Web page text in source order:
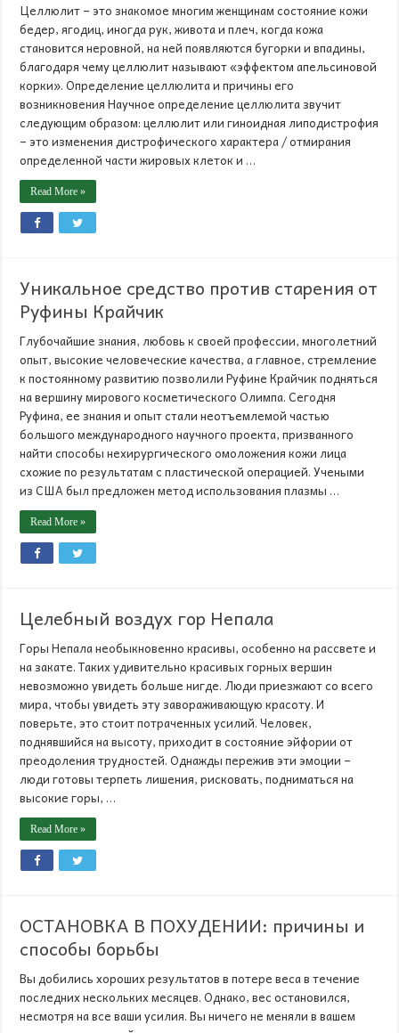
Целлюлит – это знакомое многим женщинам состояние кожи
бедер, ягодиц, иногда рук, живота и плеч, когда кожа
становится неровной, на ней появляются бугорки и впадины,
благодаря чему целлюлит называют «эффектом апельсиновой
корки». Определение целлюлита и причины его
возникновения Научное определение целлюлита звучит
следующим образом: целлюлит или гиноидная липодистрофия
– это изменения дистрофического характера / отмирания
определенной части жировых клеток и …
Read More »
Уникальное средство против старения от
Руфины Крайчик
Глубочайшие знания, любовь к своей профессии, многолетний
опыт, высокие человеческие качества, а главное, стремление
к постоянному развитию позволили Руфине Крайчик подняться
на вершину мирового косметического Олимпа. Сегодня
Руфина, ее знания и опыт стали неотъемлемой частью
большого международного научного проекта, призванного
найти способы нехирургического омоложения кожи лица
схожие по результатам с пластической операцией. Учеными
из США был предложен метод использования плазмы …
Read More »
Целебный воздух гор Непала
Горы Непала необыкновенно красивы, особенно на рассвете и
на закате. Таких удивительно красивых горных вершин
невозможно увидеть больше нигде. Люди приезжают со всего
мира, чтобы увидеть эту завораживающую красоту. И
поверьте, это стоит потраченных усилий. Человек,
поднявшийся на высоту, приходит в состояние эйфории от
преодоления трудностей. Однажды пережив эти эмоции –
люди готовы терпеть лишения, рисковать, подниматься на
высокие горы, …
Read More »
ОСТАНОВКА В ПОХУДЕНИИ: причины и
способы борьбы
Вы добились хороших результатов в потере веса в течение
последних нескольких месяцев. Однако, вес остановился,
несмотря на все ваши усилия. Вы ничего не меняли в вашем